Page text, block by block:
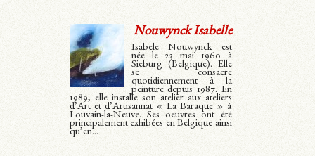
Nouwynck Isabelle
Isabele Nouwynck est
née le 23 mai 1960 à
Sieburg (Belgique). Elle
se consacre
quotidiennement à la
peinture depuis 1987. En
1989, elle installe son atelier aux ateliers
d’Art et d’Artisannat « La Baraque » à
Louvain-la-Neuve. Ses oeuvres ont été
principalement exhibées en Belgique ainsi
qu’en...